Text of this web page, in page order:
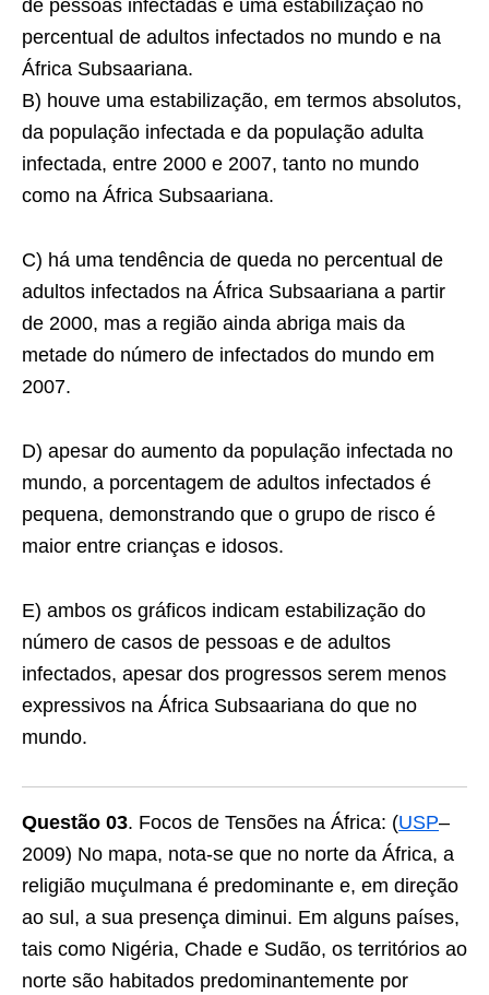
de pessoas infectadas e uma estabilização no
percentual de adultos infectados no mundo e na
África Subsaariana.
B) houve uma estabilização, em termos absolutos,
da população infectada e da população adulta
infectada, entre 2000 e 2007, tanto no mundo
como na África Subsaariana.
C) há uma tendência de queda no percentual de
adultos infectados na África Subsaariana a partir
de 2000, mas a região ainda abriga mais da
metade do número de infectados do mundo em
2007.
D) apesar do aumento da população infectada no
mundo, a porcentagem de adultos infectados é
pequena, demonstrando que o grupo de risco é
maior entre crianças e idosos.
E) ambos os gráficos indicam estabilização do
número de casos de pessoas e de adultos
infectados, apesar dos progressos serem menos
expressivos na África Subsaariana do que no
mundo.
Questão 03. Focos de Tensões na África: (USP–
2009) No mapa, nota-se que no norte da África, a
religião muçulmana é predominante e, em direção
ao sul, a sua presença diminui. Em alguns países,
tais como Nigéria, Chade e Sudão, os territórios ao
norte são habitados predominantemente por